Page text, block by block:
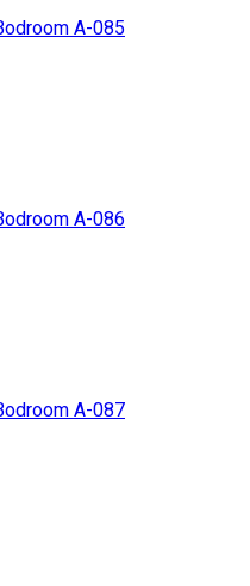
A-085
A-086
A-087